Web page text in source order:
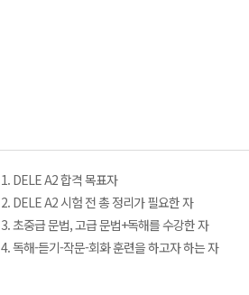
1. DELE A2 합격 목표자
2. DELE A2 시험 전 총 정리가 필요한 자
3. 초중급 문법, 고급 문법+독해를 수강한 자
4. 독해-듣기-작문-회화 훈련을 하고자 하는 자